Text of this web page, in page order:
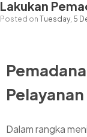
Lakukan
Posted onTuesday, 5
Dalam rangka